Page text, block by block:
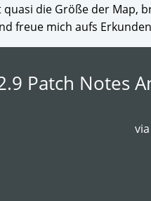
die Größe der Map,
freue mich aufs
Patch Notes